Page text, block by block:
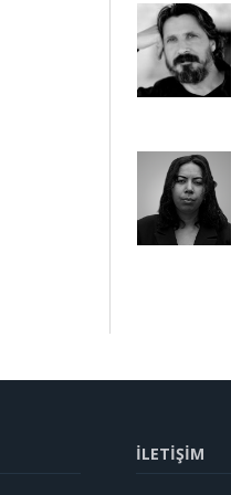
İLETİŞİM